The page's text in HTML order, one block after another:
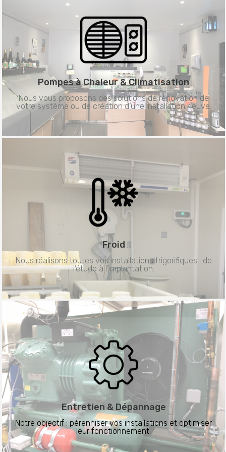
Pompes à Chaleur &Climatisation
Nous vous proposons des solutions de rénovation de
votre système ou de création d’une installation neuve.
Froid
Nous réalisons toutes vos installations frigorifiques : de
l’étude à l’implantation.
Entretien & Dépannage
Notre objectif : pérenniser vos installations et optimiser
leur fonctionnement.